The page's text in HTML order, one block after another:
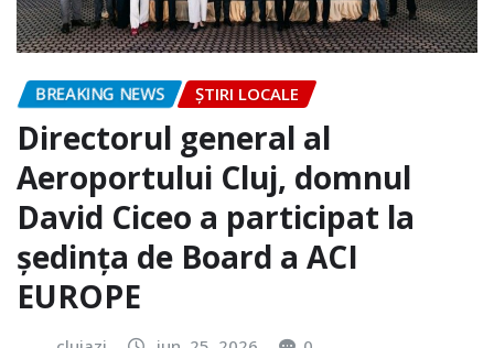
BREAKING NEWS ȘTIRI LOCALE
Directorul general al
Aeroportului Cluj, domnul
David Ciceo a participat la
ședința de Board a ACI
EUROPE